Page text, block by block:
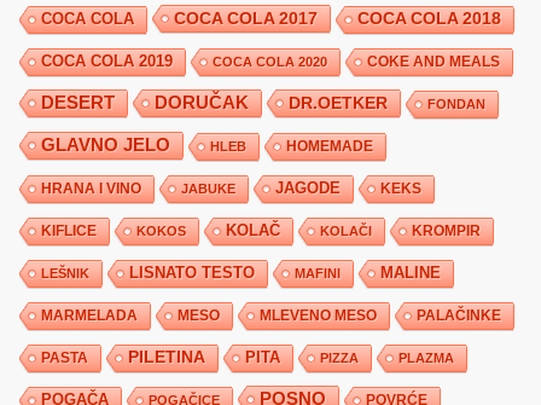
COCA COLA COCA COLA 2017 COCA COLA 2018
COCA COLA 2019 COCA COLA 2020 COKE AND MEALS
DESERT DORUČAK DR.OETKER FONDAN
GLAVNO JELO HLEB HOMEMADE
HRANA I VINO JABUKE JAGODE KEKS
KIFLICE KOKOS KOLAČ KOLAČI KROMPIR
LEŠNIK LISNATO TESTO MAFINI MALINE
MARMELADA MESO MLEVENO MESO PALAČINKE
PASTA PILETINA PITA PIZZA PLAZMA
POGAČA POGAČICE POSNO POVRĆE